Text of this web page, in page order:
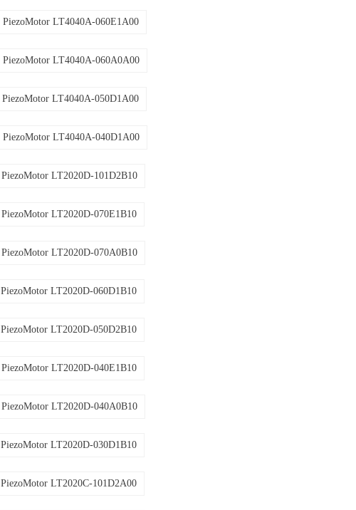
PiezoMotor LT4040A-060E1A00
PiezoMotor LT4040A-060A0A00
PiezoMotor LT4040A-050D1A00
PiezoMotor LT4040A-040D1A00
PiezoMotor LT2020D-101D2B10
PiezoMotor LT2020D-070E1B10
PiezoMotor LT2020D-070A0B10
PiezoMotor LT2020D-060D1B10
PiezoMotor LT2020D-050D2B10
PiezoMotor LT2020D-040E1B10
PiezoMotor LT2020D-040A0B10
PiezoMotor LT2020D-030D1B10
PiezoMotor LT2020C-101D2A00